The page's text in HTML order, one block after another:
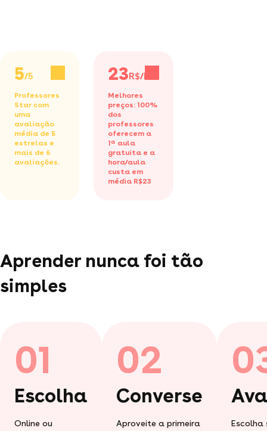
5/5
Professores
Star com
uma
avaliação
média de 5
estrelas e
mais de 6
avaliações.
23R$/h
Melhores
preços: 100%
dos
professores
oferecem a
1ª aula
gratuita e a
hora/aula
custa em
média R$23
Aprender nunca foi tão
simples
01
Escolha
Online ou
02
Converse
Aproveite a primeira
Escolha